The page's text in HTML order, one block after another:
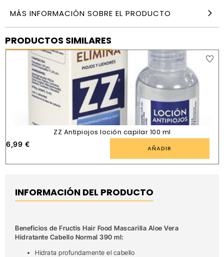
MÁS INFORMACIÓN SOBRE EL PRODUCTO
PRODUCTOS SIMILARES
ZZ Antipiojos loción capilar 100 ml
6,99 € AÑADIR
INFORMACIÓN DEL PRODUCTO
Beneficios de Fructis Hair Food Mascarilla Aloe Vera
Hidratante Cabello Normal 390 ml:
Hidrata profundamente el cabello